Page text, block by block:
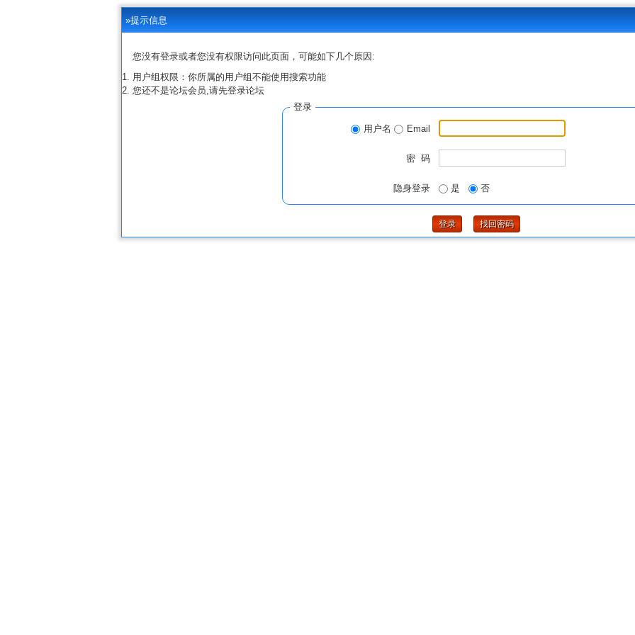
»提示信息
您没有登录或者您没有权限访问此页面，可能如下几个原因:
用户组权限：你所属的用户组不能使用搜索功能
您还不是论坛会员,请先登录论坛
登录
用户名 Email
密 码
隐身登录 是 否